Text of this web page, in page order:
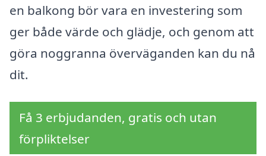
en balkong bör vara en investering som
ger både värde och glädje, och genom att
göra noggranna överväganden kan du nå
dit.
Få 3 erbjudanden, gratis och utan
förpliktelser